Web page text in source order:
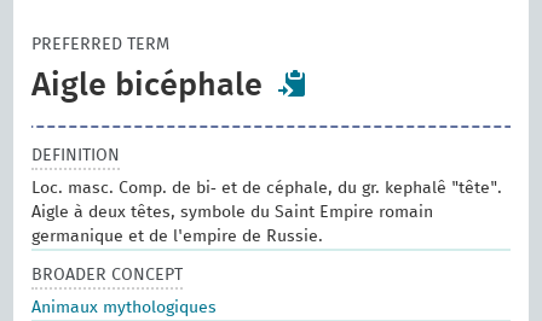
PREFERRED TERM
Aigle bicéphale
DEFINITION
Loc. masc. Comp. de bi‑ et de céphale, du gr. kephalê "tête".
Aigle à deux têtes, symbole du Saint Empire romain
germanique et de l'empire de Russie.
BROADER CONCEPT
Animaux mythologiques